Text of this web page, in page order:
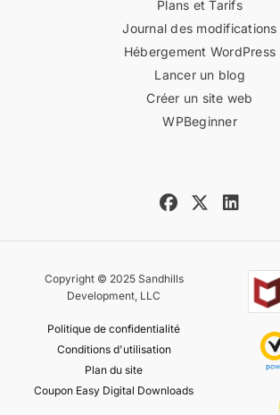
Plans et Tarifs
Journal des modifications
Hébergement WordPress
Lancer un blog
Créer un site web
WPBeginner
Copyright © 2025 Sandhills
Development, LLC
Politique de confidentialité
Conditions d'utilisation
Plan du site
Coupon Easy Digital Downloads